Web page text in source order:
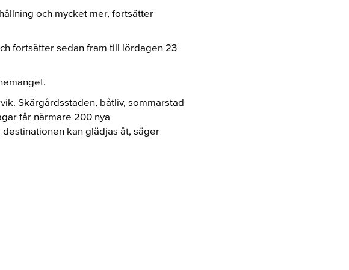
och mycket mer, fortsätter
fortsätter sedan fram till lördagen 23
Skärgårdsstaden, båtliv, sommarstad
får närmare 200 nya
kan glädjas åt, säger